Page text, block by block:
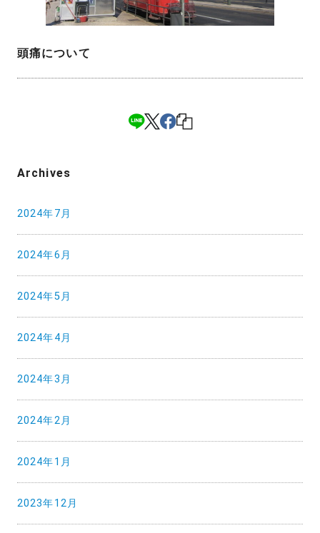
頭痛について
Archives
2024年7月
2024年6月
2024年5月
2024年4月
2024年3月
2024年2月
2024年1月
2023年12月